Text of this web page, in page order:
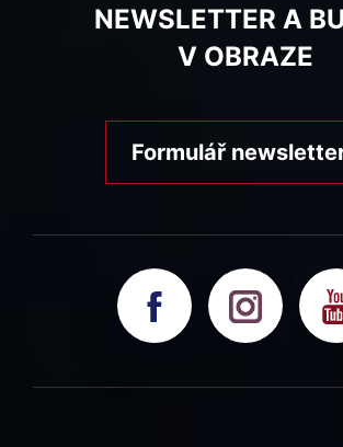
NEWSLETTER A
V OBRAZE
Formulář